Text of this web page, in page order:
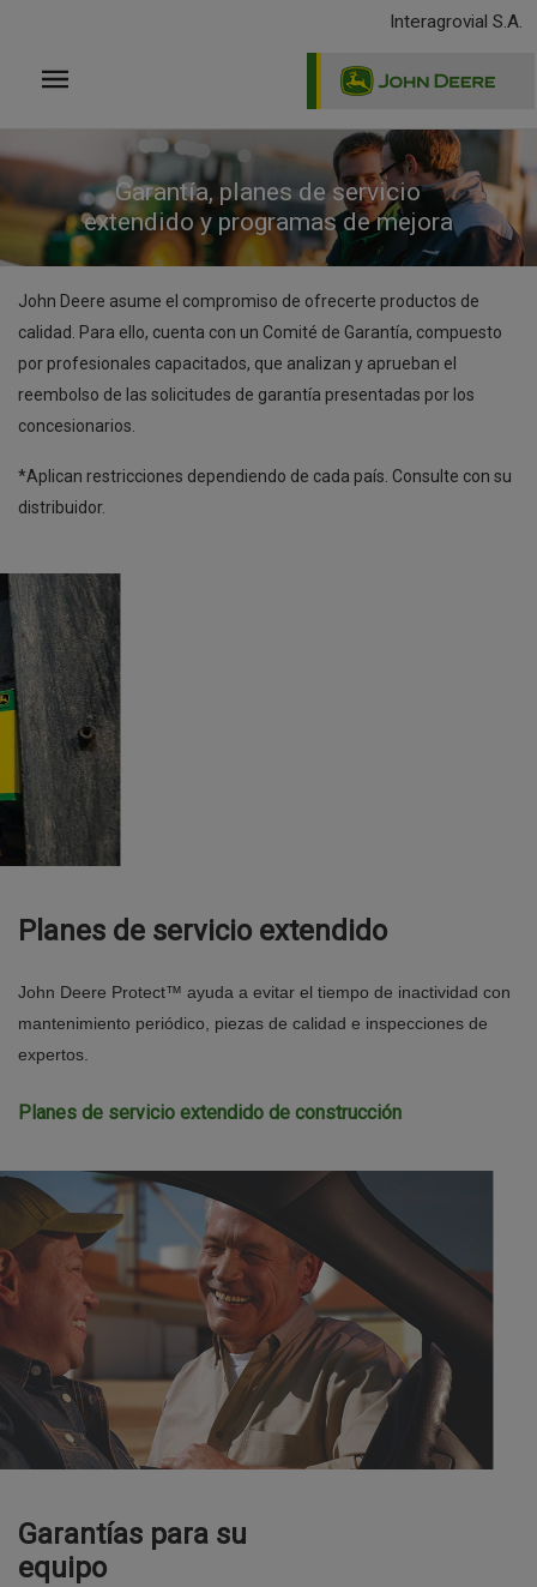
principal
Interagrovial S.A.
Garantía, planes de servicio
extendido y programas de mejora
John Deere asume el compromiso de ofrecerte productos de
calidad. Para ello, cuenta con un Comité de Garantía, compuesto
por profesionales capacitados, que analizan y aprueban el
reembolso de las solicitudes de garantía presentadas por los
concesionarios.
*Aplican restricciones dependiendo de cada país. Consulte con su
distribuidor.
Planes de servicio extendido
John Deere Protect™ ayuda a evitar el tiempo de inactividad con
mantenimiento periódico, piezas de calidad e inspecciones de
expertos.
Planes de servicio extendido de construcción
Garantías para su
equipo